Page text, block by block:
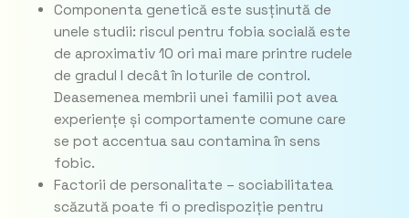
Componenta genetică este susținută de
unele studii: riscul pentru fobia socială este
de aproximativ 10 ori mai mare printre rudele
de gradul I decât în loturile de control.
Deasemenea membrii unei familii pot avea
experiențe și comportamente comune care
se pot accentua sau contamina în sens
fobic.
Factorii de personalitate – sociabilitatea
scăzută poate fi o predispoziție pentru